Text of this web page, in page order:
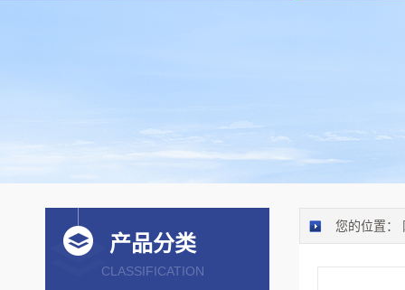
您的位置：
产品分类
CLASSIFICATION